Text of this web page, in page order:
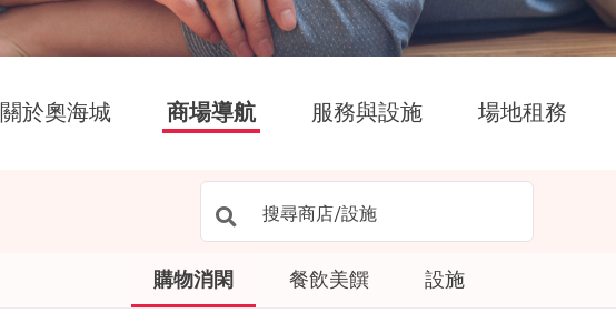
關於奧海城 商場導航 服務與設施 場地租務
購物消閑 餐飲美饌 設施